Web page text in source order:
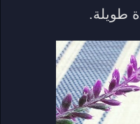
طويلة.